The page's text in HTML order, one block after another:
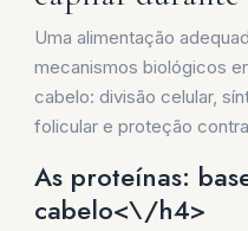
Uma alimentação
mecanismos biológicos
cabelo: divisão celular,
folicular e proteção
As proteínas:
cabelo<\/h4>